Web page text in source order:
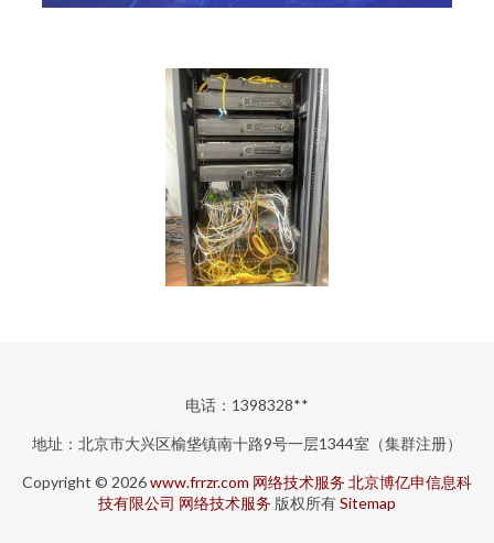
电话：1398328**
地址：北京市大兴区榆垡镇南十路9号一层1344室（集群注册）
Copyright © 2026www.frrzr.com 网络技术服务 北京博亿申信息科
技有限公司 网络技术服务 版权所有Sitemap